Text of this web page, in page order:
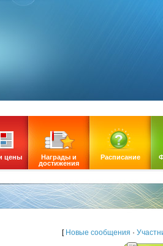
цены
Награды и
достижения
Расписание
[ Новые сообщения ·